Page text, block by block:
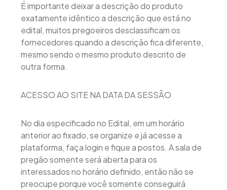
É importante deixar a descrição do produto
exatamente idêntico a descrição que está no
edital, muitos pregoeiros desclassificam os
fornecedores quando a descrição fica diferente,
mesmo sendo o mesmo produto descrito de
outra forma.
ACESSO AO SITE NA DATA DA SESSÃO
No dia especificado no Edital, em um horário
anterior ao fixado, se organize e já acesse a
plataforma, faça login e fique a postos. A sala de
pregão somente será aberta para os
interessados no horário definido, então não se
preocupe porque você somente conseguirá